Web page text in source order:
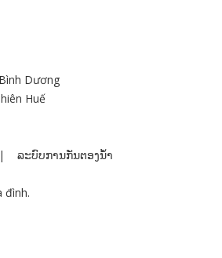
Dương
Huế
ລະບົບການກັ່ນຕອງນ້ໍາ
đình.